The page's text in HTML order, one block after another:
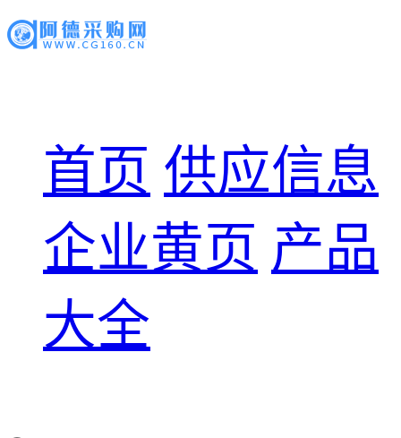
首页 供应信息
企业黄页 产品
大全